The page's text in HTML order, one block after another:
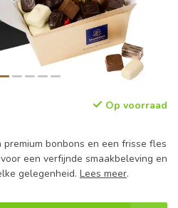
Op voorraad
bonbons en een frisse fles
een verfijnde smaakbeleving en
gelegenheid. Lees meer.